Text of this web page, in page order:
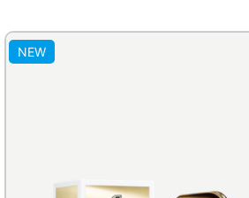
NEW